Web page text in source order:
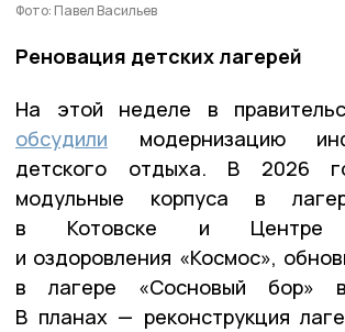
Фото: Павел Васильев
Реновация детских лагерей
На этой неделе в
обсудили модернизацию
детского отдыха. В 2026
модульные корпуса в
в Котовске и Центре
и оздоровления «Космос»,
в лагере «Сосновый бор» в
В планах — реконструкция